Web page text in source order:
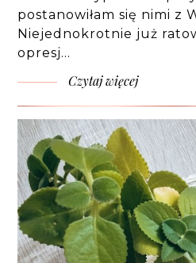
postanowiłam się nimi z
Niejednokrotnie już
opresj…
Czytaj więcej